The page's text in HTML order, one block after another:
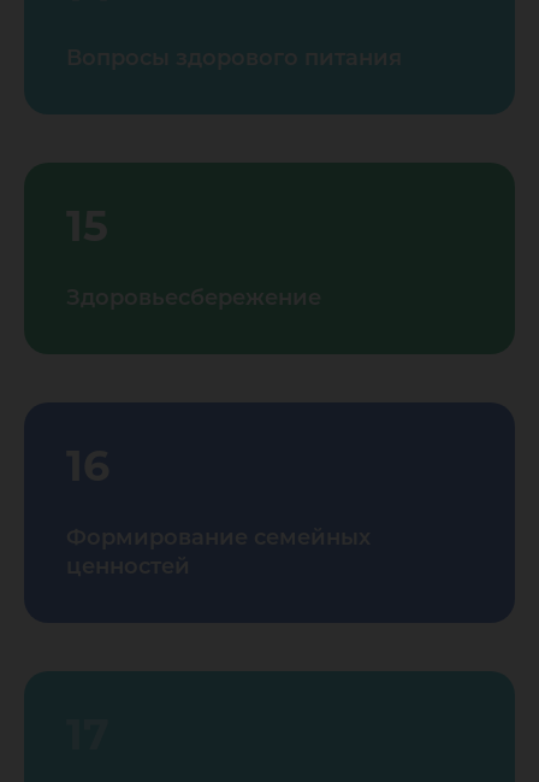
15
Здоровьесбережение